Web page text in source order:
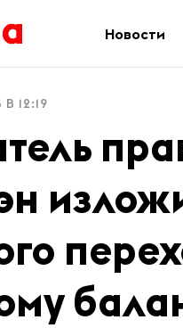
Новости
12:19